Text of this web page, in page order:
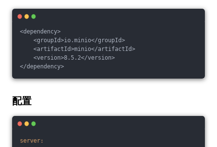
<dependency>
    <groupId>io.minio</groupId>
    <artifactId>minio</artifactId>
    <version>8.5.2</version>
配置
server: